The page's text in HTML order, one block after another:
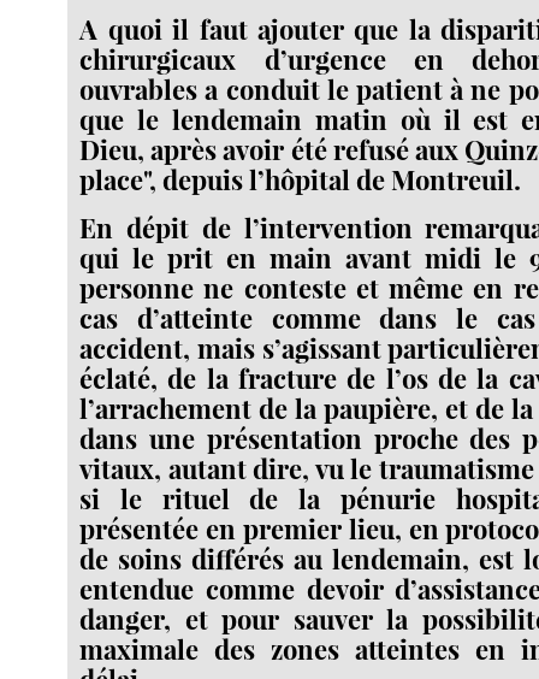
A quoi il faut ajouter que la
chirurgicaux d’urgence en
ouvrables a conduit le patient à ne
que le lendemain matin où il est
Dieu, après avoir été refusé aux
place", depuis l’hôpital de Montreuil.
En dépit de l’intervention
qui le prit en main avant midi le
personne ne conteste et même en
cas d’atteinte comme dans le
accident, mais s’agissant
éclaté, de la fracture de l’os de la
l’arrachement de la paupière, et de
dans une présentation proche des
vitaux, autant dire, vu le
si le rituel de la pénurie
présentée en premier lieu, en
de soins différés au lendemain, est
entendue comme devoir
danger, et pour sauver la
maximale des zones atteintes en